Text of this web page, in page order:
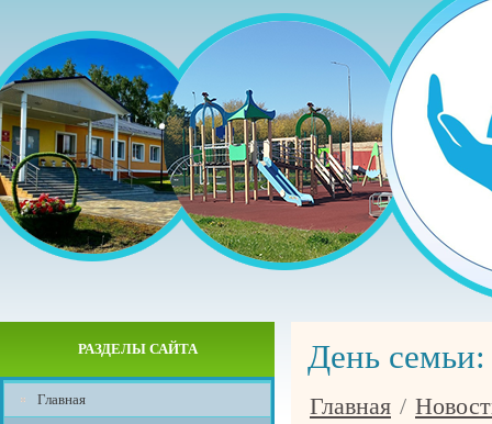
РАЗДЕЛЫ САЙТА
Главная
День
Главная /